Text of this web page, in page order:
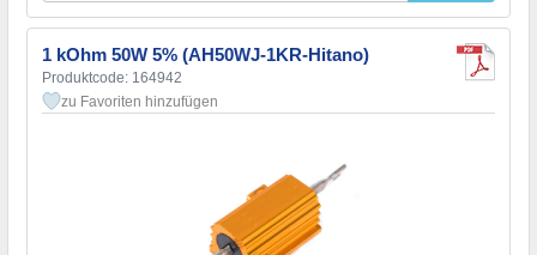
1 kOhm 50W 5% (AH50WJ-1KR-Hitano)
Produktcode: 164942
zu Favoriten hinzufügen